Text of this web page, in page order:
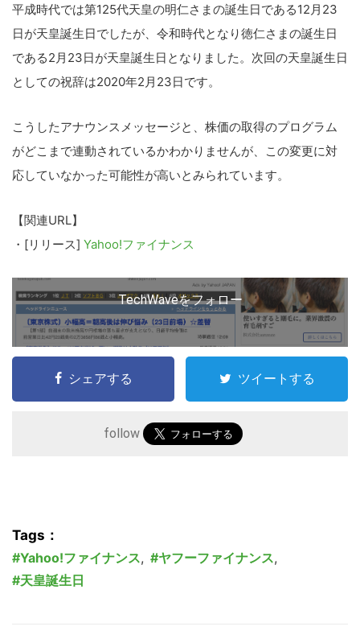
平成時代では第125代天皇の明仁さまの誕生日である12月23
日が天皇誕生日でしたが、令和時代となり徳仁さまの誕生日
である2月23日が天皇誕生日となりました。次回の天皇誕生日
としての祝辞は2020年2月23日です。
こうしたアナウンスメッセージと、株価の取得のプログラム
がどこまで連動されているかわかりませんが、この変更に対
応していなかった可能性が高いとみられています。
【関連URL】
・[リリース] Yahoo!ファイナンス
TechWaveをフォロー
シェアする ツイートする
follow
Tags：
Yahoo!ファイナンス, ヤフーファイナンス,
天皇誕生日
の
イ
ト
を
検
索
す